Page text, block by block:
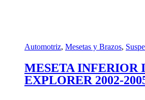
Automotriz, Mesetas y Brazos,
MESETA INFERIOR
EXPLORER 2002-